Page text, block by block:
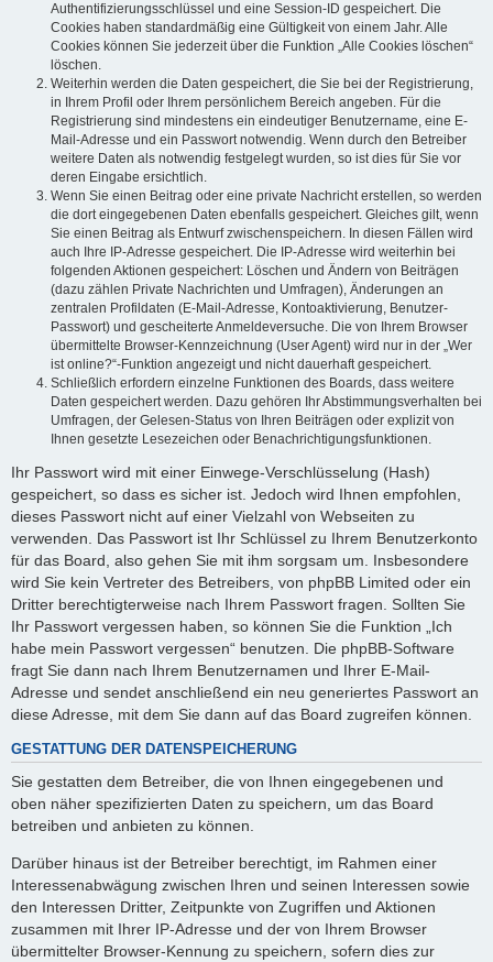
Authentifizierungsschlüssel und eine Session-ID gespeichert. Die
Cookies haben standardmäßig eine Gültigkeit von einem Jahr. Alle
Cookies können Sie jederzeit über die Funktion „Alle Cookies löschen“
löschen.
Weiterhin werden die Daten gespeichert, die Sie bei der Registrierung,
in Ihrem Profil oder Ihrem persönlichem Bereich angeben. Für die
Registrierung sind mindestens ein eindeutiger Benutzername, eine E-
Mail-Adresse und ein Passwort notwendig. Wenn durch den Betreiber
weitere Daten als notwendig festgelegt wurden, so ist dies für Sie vor
deren Eingabe ersichtlich.
Wenn Sie einen Beitrag oder eine private Nachricht erstellen, so werden
die dort eingegebenen Daten ebenfalls gespeichert. Gleiches gilt, wenn
Sie einen Beitrag als Entwurf zwischenspeichern. In diesen Fällen wird
auch Ihre IP-Adresse gespeichert. Die IP-Adresse wird weiterhin bei
folgenden Aktionen gespeichert: Löschen und Ändern von Beiträgen
(dazu zählen Private Nachrichten und Umfragen), Änderungen an
zentralen Profildaten (E-Mail-Adresse, Kontoaktivierung, Benutzer-
Passwort) und gescheiterte Anmeldeversuche. Die von Ihrem Browser
übermittelte Browser-Kennzeichnung (User Agent) wird nur in der „Wer
ist online?“-Funktion angezeigt und nicht dauerhaft gespeichert.
Schließlich erfordern einzelne Funktionen des Boards, dass weitere
Daten gespeichert werden. Dazu gehören Ihr Abstimmungsverhalten bei
Umfragen, der Gelesen-Status von Ihren Beiträgen oder explizit von
Ihnen gesetzte Lesezeichen oder Benachrichtigungsfunktionen.
Ihr Passwort wird mit einer Einwege-Verschlüsselung (Hash)
gespeichert, so dass es sicher ist. Jedoch wird Ihnen empfohlen,
dieses Passwort nicht auf einer Vielzahl von Webseiten zu
verwenden. Das Passwort ist Ihr Schlüssel zu Ihrem Benutzerkonto
für das Board, also gehen Sie mit ihm sorgsam um. Insbesondere
wird Sie kein Vertreter des Betreibers, von phpBB Limited oder ein
Dritter berechtigterweise nach Ihrem Passwort fragen. Sollten Sie
Ihr Passwort vergessen haben, so können Sie die Funktion „Ich
habe mein Passwort vergessen“ benutzen. Die phpBB-Software
fragt Sie dann nach Ihrem Benutzernamen und Ihrer E-Mail-
Adresse und sendet anschließend ein neu generiertes Passwort an
diese Adresse, mit dem Sie dann auf das Board zugreifen können.
GESTATTUNG DER DATENSPEICHERUNG
Sie gestatten dem Betreiber, die von Ihnen eingegebenen und
oben näher spezifizierten Daten zu speichern, um das Board
betreiben und anbieten zu können.
Darüber hinaus ist der Betreiber berechtigt, im Rahmen einer
Interessenabwägung zwischen Ihren und seinen Interessen sowie
den Interessen Dritter, Zeitpunkte von Zugriffen und Aktionen
zusammen mit Ihrer IP-Adresse und der von Ihrem Browser
übermittelter Browser-Kennung zu speichern, sofern dies zur